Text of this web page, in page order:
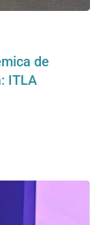
de
ITLA